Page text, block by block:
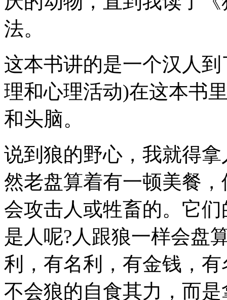
法。
这本书讲的是一个汉人
理和心理活动)在这本书
和头脑。
说到狼的野心，我就得
然老盘算着有一顿美餐
会攻击人或牲畜的。它
是人呢?人跟狼一样会盘
利，有名利，有金钱，
不会狼的自食其力，而